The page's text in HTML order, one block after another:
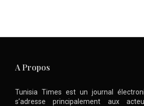
A Propos
Tunisia Times est un journal
s’adresse principalement aux